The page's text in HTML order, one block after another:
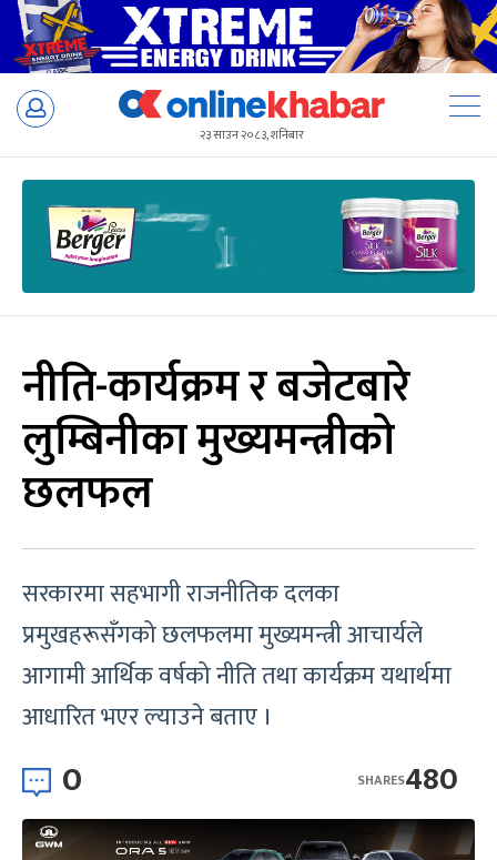
Skip
२३ साउन २०८३, शनिबार
नीति-कार्यक्रम र बजेटबारे
लुम्बिनीका मुख्यमन्त्रीको
छलफल
सरकारमा सहभागी राजनीतिक दलका
प्रमुखहरूसँगको छलफलमा मुख्यमन्त्री आचार्यले
आगामी आर्थिक वर्षको नीति तथा कार्यक्रम यथार्थमा
आधारित भएर ल्याउने बताए ।
0 480
SHARES